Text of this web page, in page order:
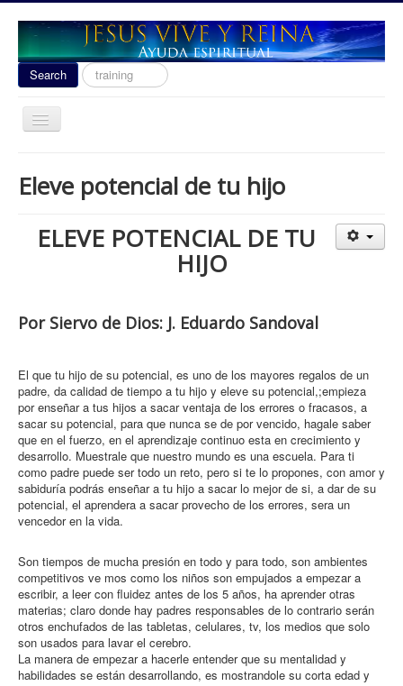
Search
Search
...
Toggle
Las señales del fin 2020
Youtube
Contact
Eleve potencial de tu hijo
ELEVE POTENCIAL DE TU
HIJO
Por Siervo de Dios: J. Eduardo Sandoval
El que tu hijo de su potencial, es uno de los mayores regalos de un
padre, da calidad de tiempo a tu hijo y eleve su potencial,;empieza
por enseñar a tus hijos a sacar ventaja de los errores o fracasos, a
sacar su potencial, para que nunca se de por vencido, hagale saber
que en el fuerzo, en el aprendizaje continuo esta en crecimiento y
desarrollo. Muestrale que nuestro mundo es una escuela. Para ti
como padre puede ser todo un reto, pero si te lo propones, con amor y
sabiduría podrás enseñar a tu hijo a sacar lo mejor de si, a dar de su
potencial, el aprendera a sacar provecho de los errores, sera un
vencedor en la vida.
Son tiempos de mucha presión en todo y para todo, son ambientes
competitivos ve mos como los niños son empujados a empezar a
escribir, a leer con fluidez antes de los 5 años, ha aprender otras
materias; claro donde hay padres responsables de lo contrario serán
otros enchufados de las tabletas, celulares, tv, los medios que solo
son usados para lavar el cerebro.
La manera de empezar a hacerle entender que su mentalidad y
habilidades se están desarrollando, es mostrandole su corta edad y